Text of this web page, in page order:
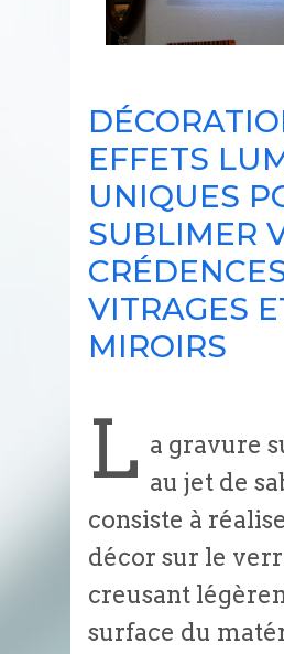
EFFETS
UNIQUES
SUBLIMER
VITRAGES
MIROIRS
L a gravure
au jet de
consiste à
décor sur le
creusant
surface du